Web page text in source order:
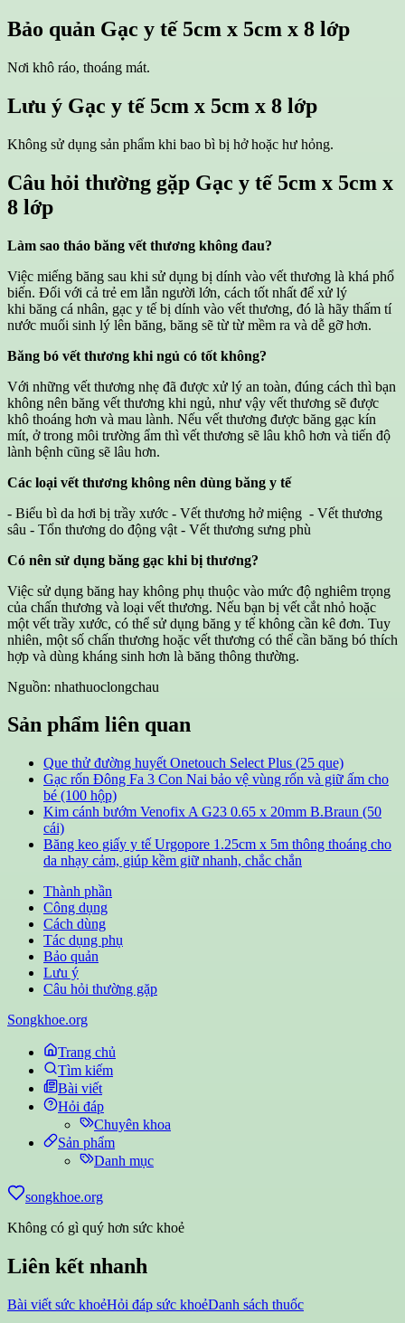
Bảo quản Gạc y tế 5cm x 5cm x 8 lớp
Nơi khô ráo, thoáng mát.
Lưu ý Gạc y tế 5cm x 5cm x 8 lớp
Không sử dụng sản phẩm khi bao bì bị hở hoặc hư hỏng.
Câu hỏi thường gặp Gạc y tế 5cm x 5cm x
8 lớp
Làm sao tháo băng vết thương không đau?
Việc miếng băng sau khi sử dụng bị dính vào vết thương là khá phổ
biến. Đối với cả trẻ em lẫn người lớn, cách tốt nhất để xử lý
khi băng cá nhân, gạc y tế bị dính vào vết thương, đó là hãy thấm tí
nước muối sinh lý lên băng, băng sẽ từ từ mềm ra và dễ gỡ hơn.
Băng bó vết thương khi ngủ có tốt không?
Với những vết thương nhẹ đã được xử lý an toàn, đúng cách thì bạn
không nên băng vết thương khi ngủ, như vậy vết thương sẽ được
khô thoáng hơn và mau lành. Nếu vết thương được băng gạc kín
mít, ở trong môi trường ẩm thì vết thương sẽ lâu khô hơn và tiến độ
lành bệnh cũng sẽ lâu hơn.
Các loại vết thương không nên dùng băng y tế
- Biểu bì da hơi bị trầy xước - Vết thương hở miệng - Vết thương
sâu - Tổn thương do động vật - Vết thương sưng phù
Có nên sử dụng băng gạc khi bị thương?
Việc sử dụng băng hay không phụ thuộc vào mức độ nghiêm trọng
của chấn thương và loại vết thương. Nếu bạn bị vết cắt nhỏ hoặc
một vết trầy xước, có thể sử dụng băng y tế không cần kê đơn. Tuy
nhiên, một số chấn thương hoặc vết thương có thể cần băng bó thích
hợp và dùng kháng sinh hơn là băng thông thường.
Nguồn: nhathuoclongchau
Sản phẩm liên quan
Que thử đường huyết Onetouch Select Plus (25 que)
Gạc rốn Đông Fa 3 Con Nai bảo vệ vùng rốn và giữ ấm cho
bé (100 hộp)
Kim cánh bướm Venofix A G23 0.65 x 20mm B.Braun (50
cái)
Băng keo giấy y tế Urgopore 1.25cm x 5m thông thoáng cho
da nhạy cảm, giúp kềm giữ nhanh, chắc chắn
Thành phần
Công dụng
Cách dùng
Tác dụng phụ
Bảo quản
Lưu ý
Câu hỏi thường gặp
Songkhoe.org
Trang chủ
Tìm kiếm
Bài viết
Hỏi đáp
Chuyên khoa
Sản phẩm
Danh mục
songkhoe.org
Không có gì quý hơn sức khoẻ
Liên kết nhanh
Bài viết sức khoẻHỏi đáp sức khoẻDanh sách thuốc